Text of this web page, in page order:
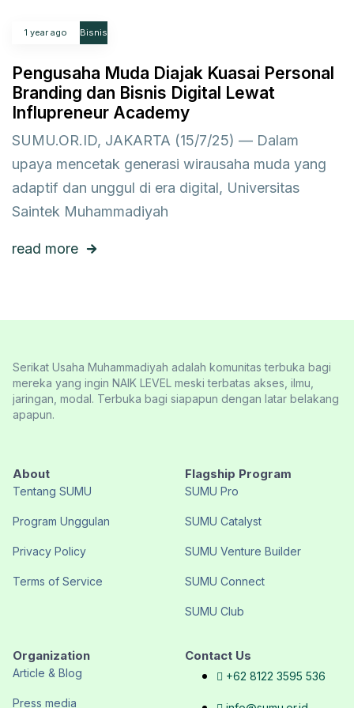
1 year ago Bisnis
Pengusaha Muda Diajak Kuasai Personal
Branding dan Bisnis Digital Lewat
Influpreneur Academy
SUMU.OR.ID, JAKARTA (15/7/25) — Dalam
upaya mencetak generasi wirausaha muda yang
adaptif dan unggul di era digital, Universitas
Saintek Muhammadiyah
read more
Serikat Usaha Muhammadiyah adalah komunitas terbuka bagi
mereka yang ingin NAIK LEVEL meski terbatas akses, ilmu,
jaringan, modal. Terbuka bagi siapapun dengan latar belakang
apapun.
About
Tentang SUMU
Program Unggulan
Privacy Policy
Terms of Service
Flagship Program
SUMU Pro
SUMU Catalyst
SUMU Venture Builder
SUMU Connect
SUMU Club
Organization
Article & Blog
Press media
Contact Us
+62 8122 3595 536